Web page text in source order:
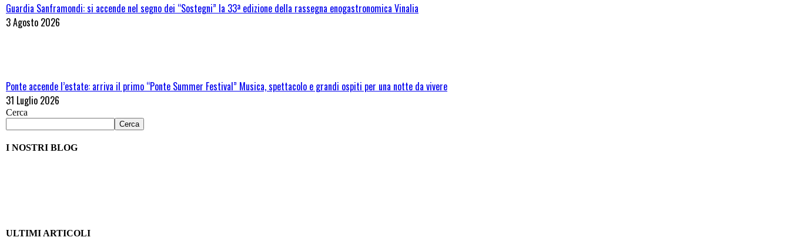
Guardia Sanframondi: si accende nel segno dei “Sostegni” la 33ª edizione della rassegna enogastronomica Vinalia
3 Agosto 2026
Ponte accende l’estate: arriva il primo “Ponte Summer Festival” Musica, spettacolo e grandi ospiti per una notte da vivere
31 Luglio 2026
Cerca
Cerca
I NOSTRI BLOG
ULTIMI ARTICOLI